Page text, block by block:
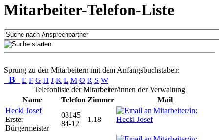
Mitarbeiter-Telefon-Liste
Sprung zu den Mitarbeitern mit dem Anfangsbuchstaben:
B E F G H J K L M O R S W
Telefonliste der Mitarbeiter/innen der Verwaltung
Name
Telefon Zimmer
Mail
Heckl Josef
Erster
Bürgermeister
08145
84-12
1.18